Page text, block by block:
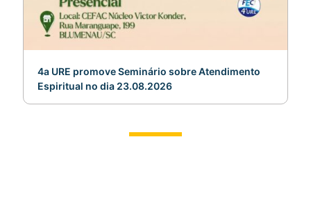
4a URE promove Seminário sobre Atendimento
Espiritual no dia 23.08.2026